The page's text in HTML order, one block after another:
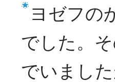
ヨゼフの
でした。
でいまし